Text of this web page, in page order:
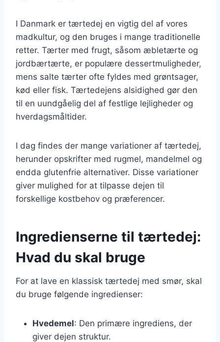
I Danmark er tærtedej en vigtig del af vores
madkultur, og den bruges i mange traditionelle
retter. Tærter med frugt, såsom æbletærte og
jordbærtærte, er populære dessertmuligheder,
mens salte tærter ofte fyldes med grøntsager,
kød eller fisk. Tærtedejens alsidighed gør den
til en uundgåelig del af festlige lejligheder og
hverdagsmåltider.
I dag findes der mange variationer af tærtedej,
herunder opskrifter med rugmel, mandelmel og
endda glutenfrie alternativer. Disse variationer
giver mulighed for at tilpasse dejen til
forskellige kostbehov og præferencer.
Ingredienserne til tærtedej:
Hvad du skal bruge
For at lave en klassisk tærtedej med smør, skal
du bruge følgende ingredienser:
Hvedemel: Den primære ingrediens, der
giver dejen struktur.